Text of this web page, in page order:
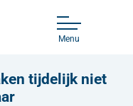
Menu
tijdelijk niet